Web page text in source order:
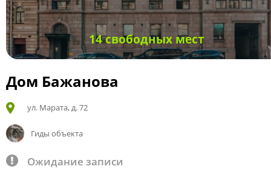
14 свободных мест
Дом Бажанова
ул. Марата, д. 72
Гиды объекта
Ожидание записи